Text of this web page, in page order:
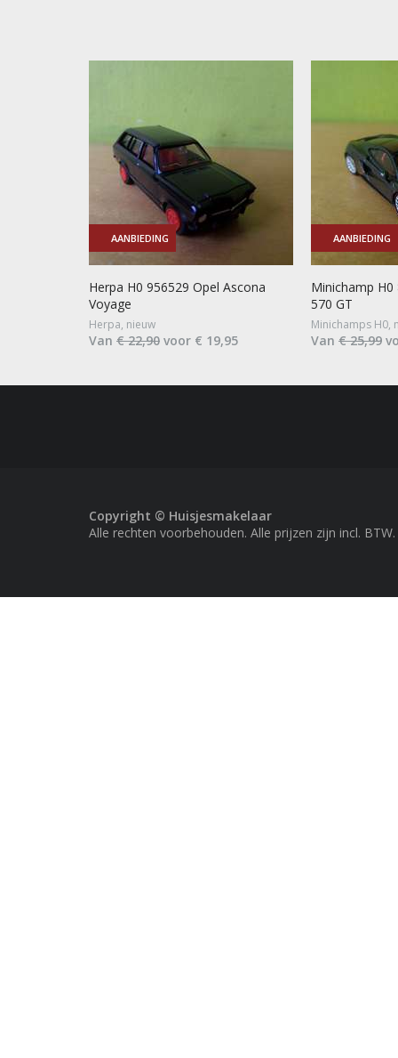
AANBIEDING
Herpa H0 956529 Opel Ascona
Voyage
Herpa, nieuw
Van € 22,90 voor € 19,95
AANBIEDING
Minichamp
570 GT
Minichamps H0,
Van € 25,99
Copyright © Huisjesmakelaar
Alle rechten voorbehouden. Alle prijzen zijn incl. BTW.